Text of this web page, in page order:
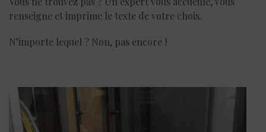
renseigne et imprime le texte de votre choix.
N’importe lequel ? Non, pas encore !